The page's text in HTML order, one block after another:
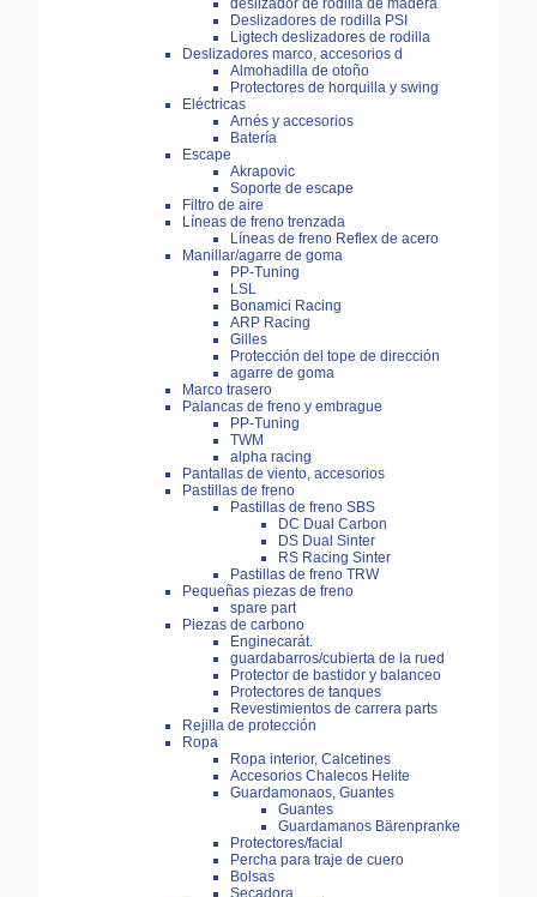
deslizador de rodilla de madera
Deslizadores de rodilla PSI
Ligtech deslizadores de rodilla
Deslizadores marco, accesorios d
Almohadilla de otoño
Protectores de horquilla y swing
Eléctricas
Arnés y accesorios
Batería
Escape
Akrapovic
Soporte de escape
Filtro de aire
Líneas de freno trenzada
Líneas de freno Reflex de acero
Manillar/agarre de goma
PP-Tuning
LSL
Bonamici Racing
ARP Racing
Gilles
Protección del tope de dirección
agarre de goma
Marco trasero
Palancas de freno y embrague
PP-Tuning
TWM
alpha racing
Pantallas de viento, accesorios
Pastillas de freno
Pastillas de freno SBS
DC Dual Carbon
DS Dual Sinter
RS Racing Sinter
Pastillas de freno TRW
Pequeñas piezas de freno
spare part
Piezas de carbono
Enginecarát.
guardabarros/cubierta de la rued
Protector de bastidor y balanceo
Protectores de tanques
Revestimientos de carrera parts
Rejilla de protección
Ropa
Ropa interior, Calcetines
Accesorios Chalecos Helite
Guardamonaos, Guantes
Guantes
Guardamanos Bärenpranke
Protectores/facial
Percha para traje de cuero
Bolsas
Secadora